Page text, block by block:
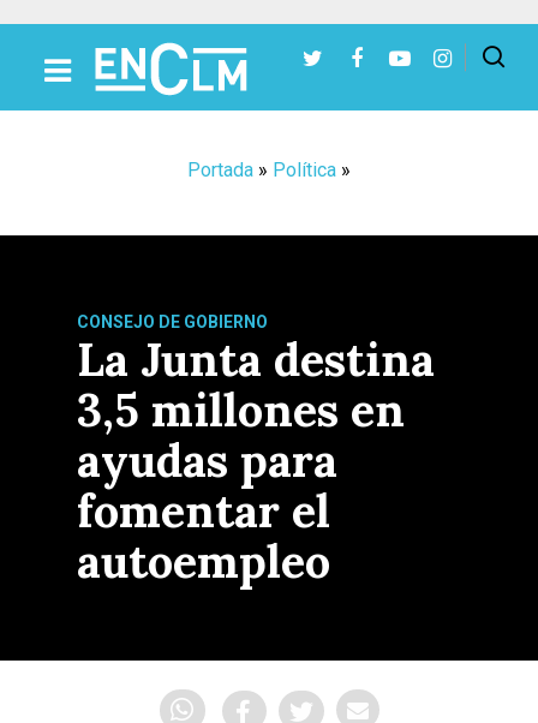
Portada » Política »
CONSEJO DE GOBIERNO
La Junta destina
3,5 millones en
ayudas para
fomentar el
autoempleo